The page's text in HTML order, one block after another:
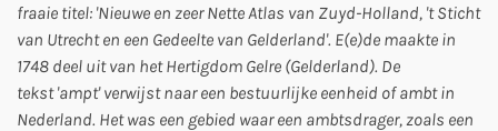
fraaie titel: 'Nieuwe en zeer Nette Atlas van Zuyd-Holland, 't Sticht
van Utrecht en een Gedeelte van Gelderland'. E(e)de maakte in
1748 deel uit van het Hertigdom Gelre (Gelderland). De
tekst 'ampt' verwijst naar een bestuurlijke eenheid of ambt in
Nederland. Het was een gebied waar een ambtsdrager, zoals een